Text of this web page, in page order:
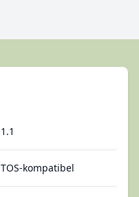
1.1
TOS-kompatibel